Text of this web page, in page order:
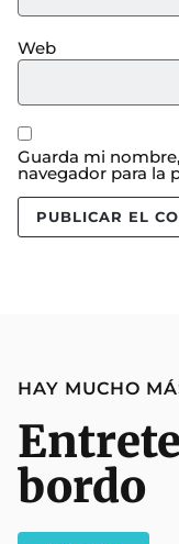
Web
Guarda mi
navegador para la
HAY MUCHO
bordo